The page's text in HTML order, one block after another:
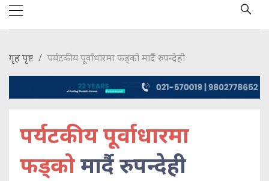
गृह पृष्ट पर्यटकीय पूर्वाधारमा फड्को मार्दै रुपन्देही
पर्यटकीय पूर्वाधारमा
फड्कोमार्दै रुपन्देही